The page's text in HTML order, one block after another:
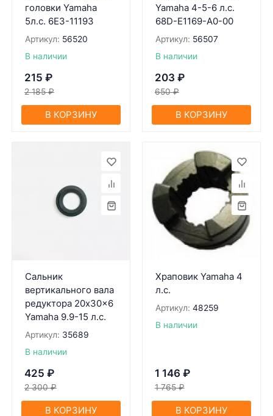
головки Yamaha
5л.с. 6E3-11193
Артикул: 56520
В наличии
215 ₽
2 185 ₽
В КОРЗИНУ
Yamaha 4-5-6 л.с.
68D-E1169-A0-00
Артикул: 56507
В наличии
203 ₽
650 ₽
В КОРЗИНУ
Сальник
вертикального вала
редуктора 20x30x6
Yamaha 9.9-15 л.с.
Артикул: 35689
В наличии
425 ₽
2 300 ₽
В КОРЗИНУ
Храповик Yamaha 4
л.с.
Артикул: 48259
В наличии
1 146 ₽
1 765 ₽
В КОРЗИНУ